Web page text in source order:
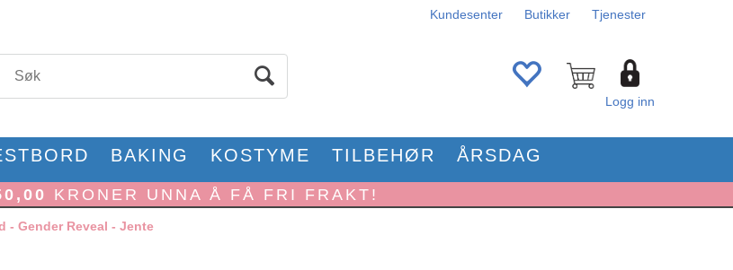
Kundesenter Butikker Tjenester
Logg inn
BAKING KOSTYME TILBEHØR ÅRSDAG
KRONER UNNA Å FÅ FRI FRAKT!
- Gender Reveal - Jente